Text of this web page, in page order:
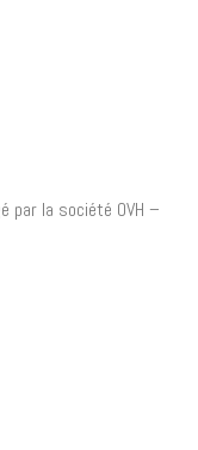
la société OVH –